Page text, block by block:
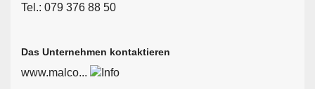
Tel.: 079 376 88 50
Das Unternehmen kontaktieren
www.malco...